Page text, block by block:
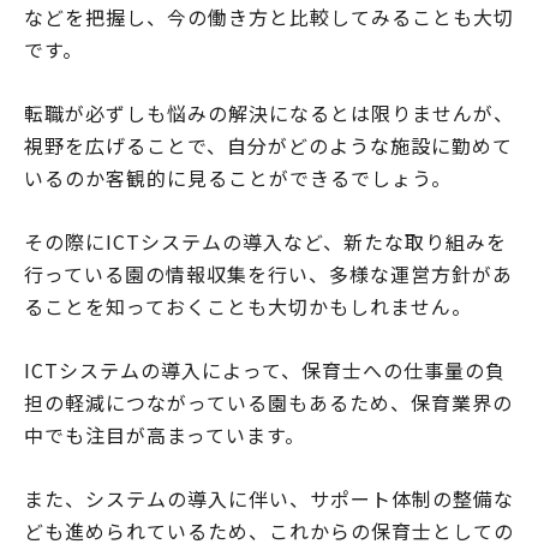
などを把握し、今の働き方と比較してみることも大切
です。
転職が必ずしも悩みの解決になるとは限りませんが、
視野を広げることで、自分がどのような施設に勤めて
いるのか客観的に見ることができるでしょう。
その際にICTシステムの導入など、新たな取り組みを
行っている園の情報収集を行い、多様な運営方針があ
ることを知っておくことも大切かもしれません。
ICTシステムの導入によって、保育士への仕事量の負
担の軽減につながっている園もあるため、保育業界の
中でも注目が高まっています。
また、システムの導入に伴い、サポート体制の整備な
ども進められているため、これからの保育士としての